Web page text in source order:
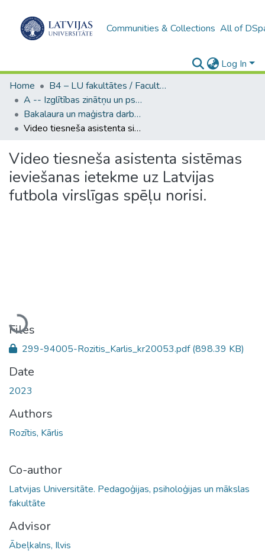
Communities & Collections All of
Log In
Home
B4 – LU fakultātes / Faculties of the UL
A -- Izglītības zinātņu un psiholoģijas fakultāte / Faculty of Education Sciences and Psychology
Bakalaura un maģistra darbi (PPMF) / Bachelor's and Master's theses
Video tiesneša asistenta sistēmas ieviešanas ietekme uz Latvijas futbola virslīgas spēļu norisi.
Video tiesneša asistenta sistēmas
ieviešanas ietekme uz Latvijas
futbola virslīgas spēļu norisi.
Loading...
Files
299-94005-Rozitis_Karlis_kr20053.pdf(898.39 KB)
Date
2023
Authors
Rozītis, Kārlis
Co-author
Latvijas Universitāte. Pedagoģijas, psiholoģijas un mākslas
fakultāte
Advisor
Ābeļkalns, Ilvis